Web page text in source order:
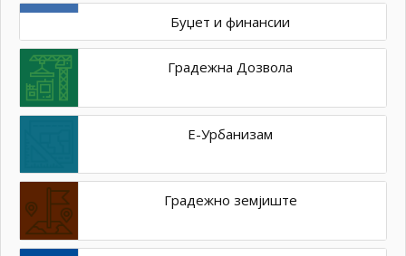
Буџет и финансии
Градежна Дозвола
Е-Урбанизам
Градежно земјиште